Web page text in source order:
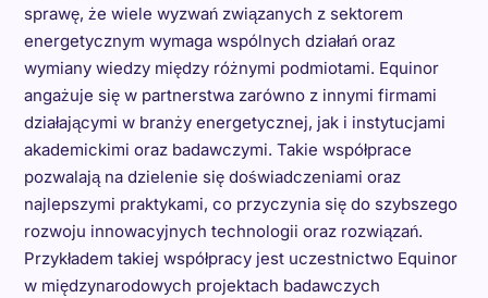
sprawę, że wiele wyzwań związanych z sektorem
energetycznym wymaga wspólnych działań oraz
wymiany wiedzy między różnymi podmiotami. Equinor
angażuje się w partnerstwa zarówno z innymi firmami
działającymi w branży energetycznej, jak i instytucjami
akademickimi oraz badawczymi. Takie współprace
pozwalają na dzielenie się doświadczeniami oraz
najlepszymi praktykami, co przyczynia się do szybszego
rozwoju innowacyjnych technologii oraz rozwiązań.
Przykładem takiej współpracy jest uczestnictwo Equinor
w międzynarodowych projektach badawczych